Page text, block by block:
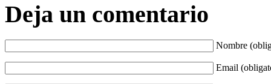
Deja un comentario
Nombre
Email